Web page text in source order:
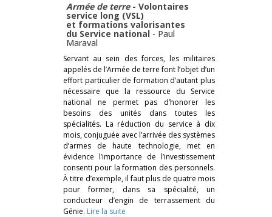
Armée de terre - Volontaires
service long (VSL)
et formations valorisantes
du Service national - Paul
Maraval
Servant au sein des forces, les militaires
appelés de l’Armée de terre font l’objet d’un
effort particulier de formation d’autant plus
nécessaire que la ressource du Service
national ne permet pas d’honorer les
besoins des unités dans toutes les
spécialités. La réduction du service à dix
mois, conjuguée avec l’arrivée des systèmes
d’armes de haute technologie, met en
évidence l’importance de l’investissement
consenti pour la formation des personnels.
À titre d’exemple, il faut plus de quatre mois
pour former, dans sa spécialité, un
conducteur d’engin de terrassement du
Génie. Lire la suite